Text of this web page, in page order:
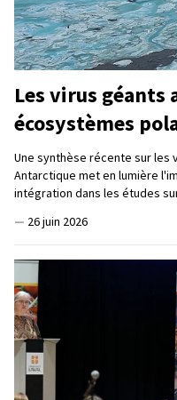
Les virus géants
écosystèmes
Une synthèse récente sur les
Antarctique met en lumière
intégration dans les études
— 26 juin 2026